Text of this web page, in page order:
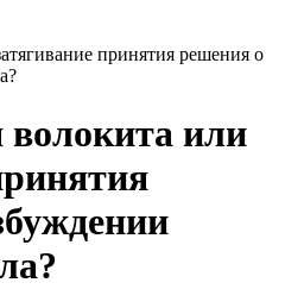
принятия решения о
или